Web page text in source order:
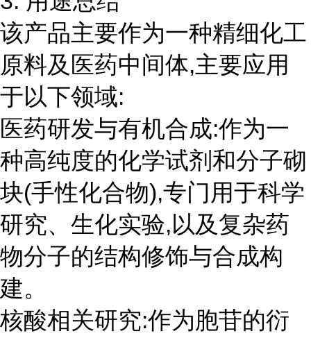
该产品主要作为一种精细化工
原料及医药中间体,主要应用
于以下领域:
医药研发与有机合成:作为一
种高纯度的化学试剂和分子砌
块(手性化合物),专门用于科学
研究、生化实验,以及复杂药
物分子的结构修饰与合成构
建。
核酸相关研究:作为胞苷的衍